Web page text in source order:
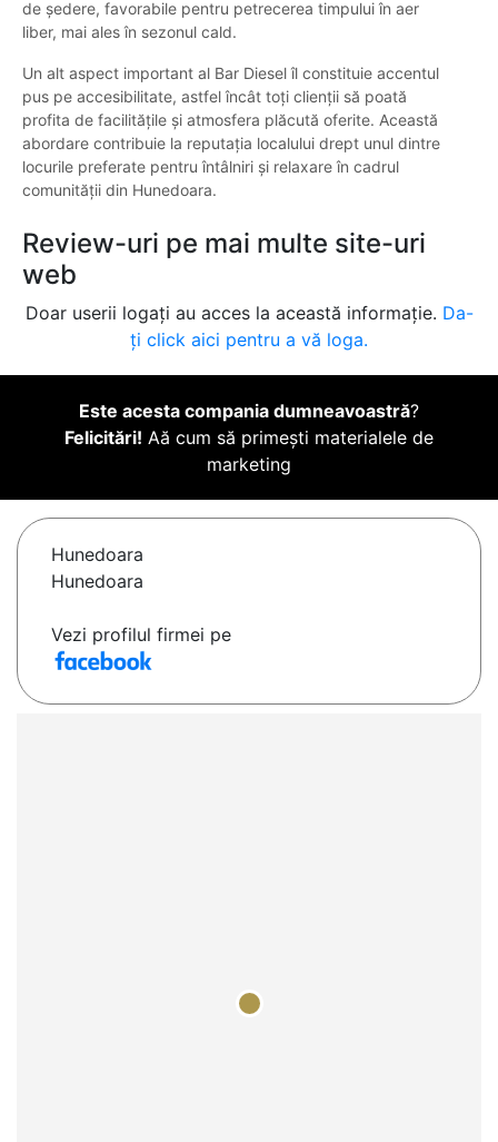
de ședere, favorabile pentru petrecerea timpului în aer
liber, mai ales în sezonul cald.
Un alt aspect important al Bar Diesel îl constituie accentul
pus pe accesibilitate, astfel încât toți clienții să poată
profita de facilitățile și atmosfera plăcută oferite. Această
abordare contribuie la reputația localului drept unul dintre
locurile preferate pentru întâlniri și relaxare în cadrul
comunității din Hunedoara.
Review-uri pe mai multe site-uri
web
Doar userii logați au acces la această informație. Da-
ți click aici pentru a vă loga.
Este acesta compania dumneavoastră?
Felicitări! Aă cum să primești materialele de
marketing
Hunedoara
Hunedoara
Vezi profilul firmei pe